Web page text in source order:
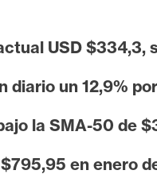
USD $334,3,
diario un 12,9%
la SMA-50 de
en enero